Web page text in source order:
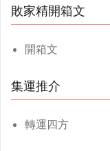
敗家精開箱文
開箱文
集運推介
轉運四方